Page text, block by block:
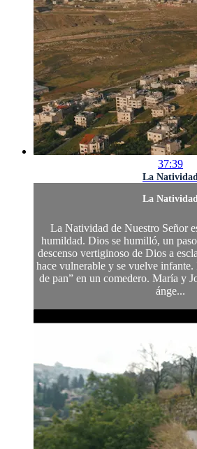
37:39
La Natividad
La Natividad
La Natividad de Nuestro Señor
humildad. Dios se humilló, un
descenso vertiginoso de Dios a
hace vulnerable y se vuelve infante.
de pan” en un comedero. María y
ánge...